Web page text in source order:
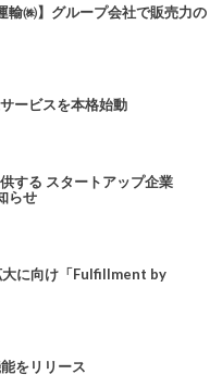
輸㈱】グループ会社で販売力の
ービスを本格始動
する スタートアップ企業
らせ
大に向け「Fulfillment by
をリリース